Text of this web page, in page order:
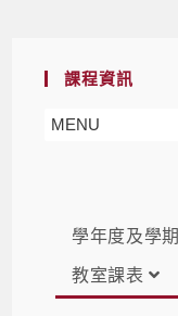
課程資訊
MENU
學年度及學期
教室課表